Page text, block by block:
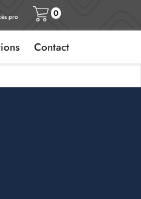
pro 0
Contact